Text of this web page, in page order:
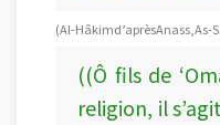
(Al-Hâkim d’après Anass, As-
((Ô fils de
religion, il